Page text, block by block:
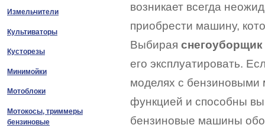
Измельчители
Культиваторы
Кусторезы
Минимойки
Мотоблоки
Мотокосы, триммеры
бензиновые
возникает всегда
приобрести машину,
Выбирая снегоуборщик
его эксплуатировать.
моделях с
функцией и способны
бензиновые машины